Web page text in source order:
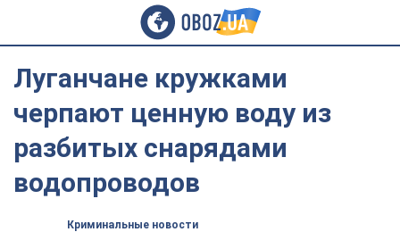
Луганчане кружками
черпают ценную воду из
разбитых снарядами
водопроводов
Криминальные новости